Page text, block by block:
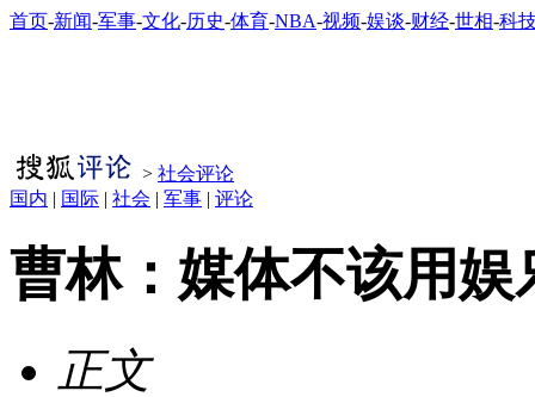
首页-新闻-军事-文化-历史-体育-NBA-视频-娱谈-财经-世相-科
> 社会评论
国内 | 国际 | 社会 | 军事 | 评论
曹林：媒体不该用
正文